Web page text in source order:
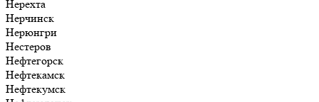
Нерехта
Нерчинск
Нерюнгри
Нестеров
Нефтегорск
Нефтекамск
Нефтекумск